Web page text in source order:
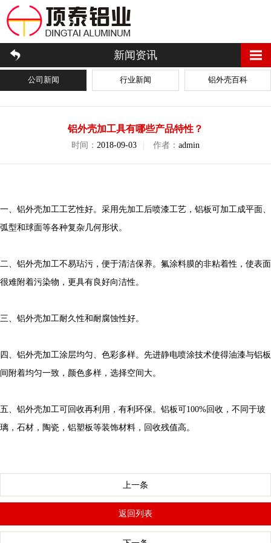
新闻资讯
公司新闻 行业新闻 铝外壳百科
铝外壳加工具有哪些产品特性？
时间： 2018-09-03 作者： admin
一、铝外壳加工工艺性好。采用先加工后喷漆工艺，铝板可加工成平面、
弧型和球面等各种复杂几何形状。
二、铝外壳加工不易玷污，便于清洁保养。氟涂料膜的非粘着性，使表面
很难附着污染物，更具有良好向洁性。
三、铝外壳加工耐久性和耐腐蚀性好。
四、铝外壳加工涂层均匀、色彩多样。先进静电喷涂技术使得油漆与铝板
间附着均匀一致，颜色多样，选择空间大。
五、铝外壳加工可回收再利用，有利环保。铝板可100%回收，不同于玻
璃，石材，陶瓷，铝塑板等装饰材料，回收残值高。
上一条
返回列表